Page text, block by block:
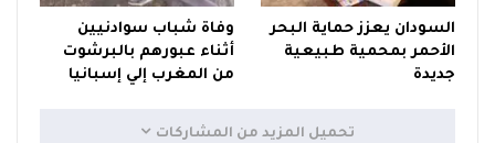
السودان يعزز حماية البحر
الأحمر بمحمية طبيعية
جديدة
وفاة شباب سوادنيين
أثناء عبورهم بالبرشوت
من المغرب إلي إسبانيا
تحميل المزيد من المشاركات